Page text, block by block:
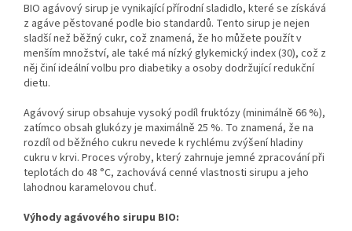
BIO agávový sirup je vynikající přírodní sladidlo, které se získává
z agáve pěstované podle bio standardů. Tento sirup je nejen
sladší než běžný cukr, což znamená, že ho můžete použít v
menším množství, ale také má nízký glykemický index (30), což z
něj činí ideální volbu pro diabetiky a osoby dodržující redukční
dietu.
Agávový sirup obsahuje vysoký podíl fruktózy (minimálně 66 %),
zatímco obsah glukózy je maximálně 25 %. To znamená, že na
rozdíl od běžného cukru nevede k rychlému zvýšení hladiny
cukru v krvi. Proces výroby, který zahrnuje jemné zpracování při
teplotách do 48 °C, zachovává cenné vlastnosti sirupu a jeho
lahodnou karamelovou chuť.
Výhody agávového sirupu BIO: